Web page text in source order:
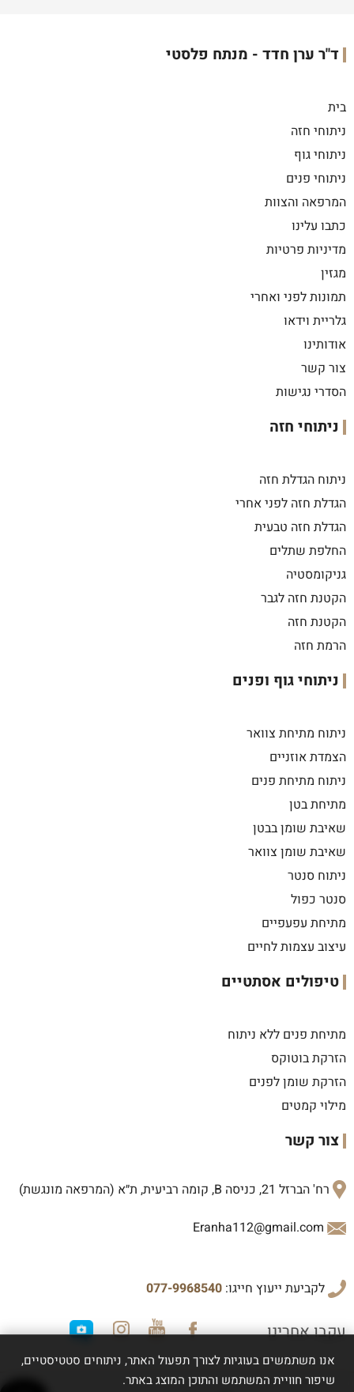
ד"ר ערן חדד - מנתח פלסטי
בית
ניתוחי חזה
ניתוחי גוף
ניתוחי פנים
המרפאה והצוות
כתבו עלינו
מדיניות פרטיות
מגזין
תמונות לפני ואחרי
גלריית וידאו
אודותינו
צור קשר
הסדרי נגישות
ניתוחי חזה
ניתוח הגדלת חזה
הגדלת חזה לפני אחרי
הגדלת חזה טבעית
החלפת שתלים
גניקומסטיה
הקטנת חזה לגבר
הקטנת חזה
הרמת חזה
ניתוחי גוף ופנים
ניתוח מתיחת צוואר
הצמדת אוזניים
ניתוח מתיחת פנים
מתיחת בטן
שאיבת שומן בבטן
שאיבת שומן צוואר
ניתוח סנטר
סנטר כפול
מתיחת עפעפיים
עיצוב עצמות לחיים
טיפולים אסתטיים
מתיחת פנים ללא ניתוח
הזרקת בוטוקס
הזרקת שומן לפנים
מילוי קמטים
צור קשר
רח' הברזל 21, כניסה B, קומה רביעית, ת״א (המרפאה מונגשת)
Eranha112@gmail.com
לקביעת ייעוץ חייגו: 077-9968540
עקבו אחרינו
אנו משתמשים בעוגיות לצורך תפעול האתר, ניתוחים סטטיסטיים,
שיפור חוויית המשתמש והתוכן המוצג באתר.